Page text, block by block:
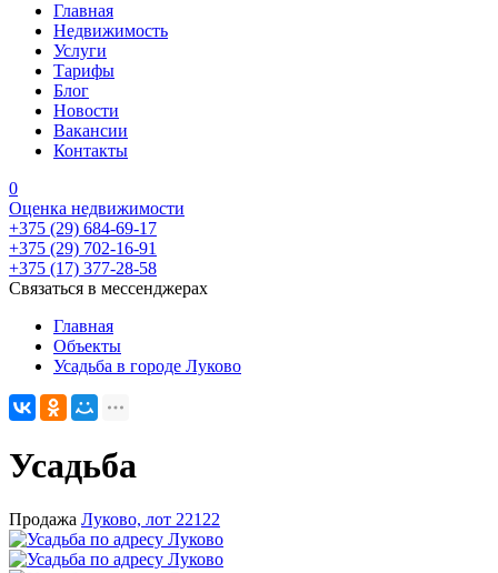
Главная
Недвижимость
Услуги
Тарифы
Блог
Новости
Вакансии
Контакты
0
Оценка недвижимости
+375 (29) 684-69-17
+375 (29) 702-16-91
+375 (17) 377-28-58
Связаться в мессенджерах
Главная
Объекты
Усадьба в городе Луково
Усадьба
Продажа Луково, лот 22122